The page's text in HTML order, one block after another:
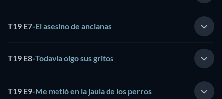
T19 E7-El asesino de ancianas
T19 E8-Todavía oigo sus gritos
T19 E9-Me metió en la jaula de los perros